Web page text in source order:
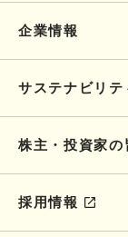
企業情報
サステナビリテ
株主・投資家の
採用情報